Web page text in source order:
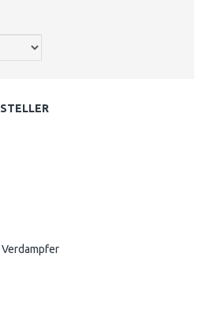
Verdampfer